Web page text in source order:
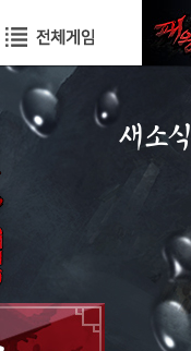
새소
GM노트
GM TIP